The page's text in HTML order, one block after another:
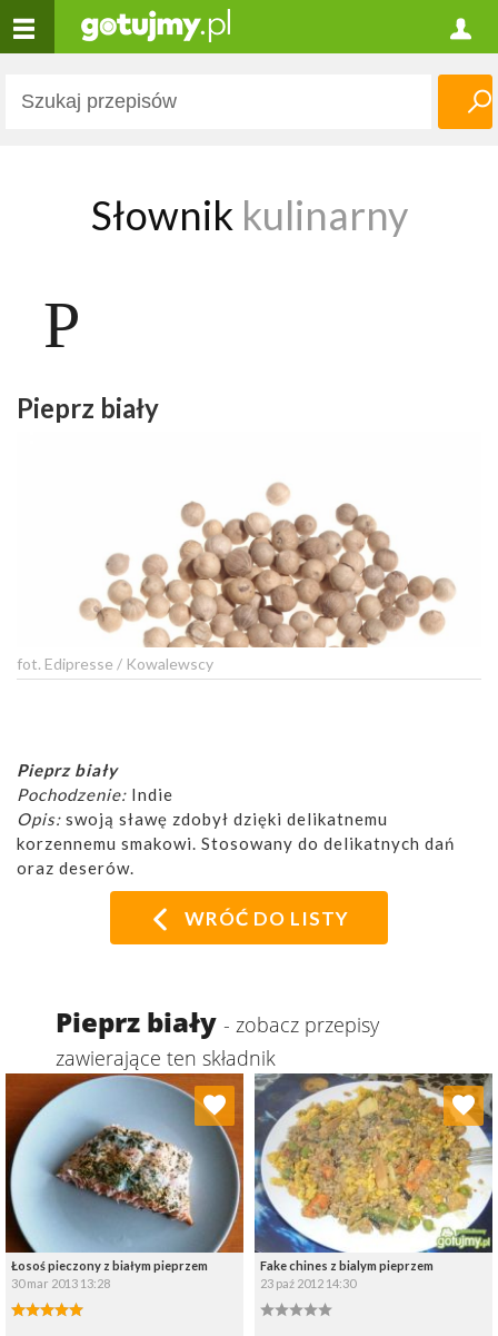
Słownik kulinarny
P
Pieprz biały
fot. Edipresse / Kowalewscy
Pieprz biały
Pochodzenie: Indie
Opis: swoją sławę zdobył dzięki delikatnemu
korzennemu smakowi. Stosowany do delikatnych dań
oraz deserów.
WRÓĆ DO LISTY
Pieprz biały - zobacz przepisy
zawierające ten składnik
Łosoś pieczony z białym pieprzem
30 mar 2013 13:28
Dodaj do ulubionych
Wybierz listę:
Fake chines z bialym pieprzem
23 paź 2012 14:30
Dodaj do ulubionych
Wybierz listę: